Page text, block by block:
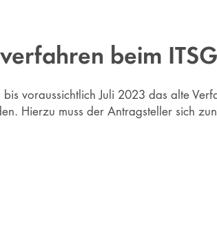
beim
voraussichtlich Juli 2023 das alte
Hierzu muss der Antragsteller sich